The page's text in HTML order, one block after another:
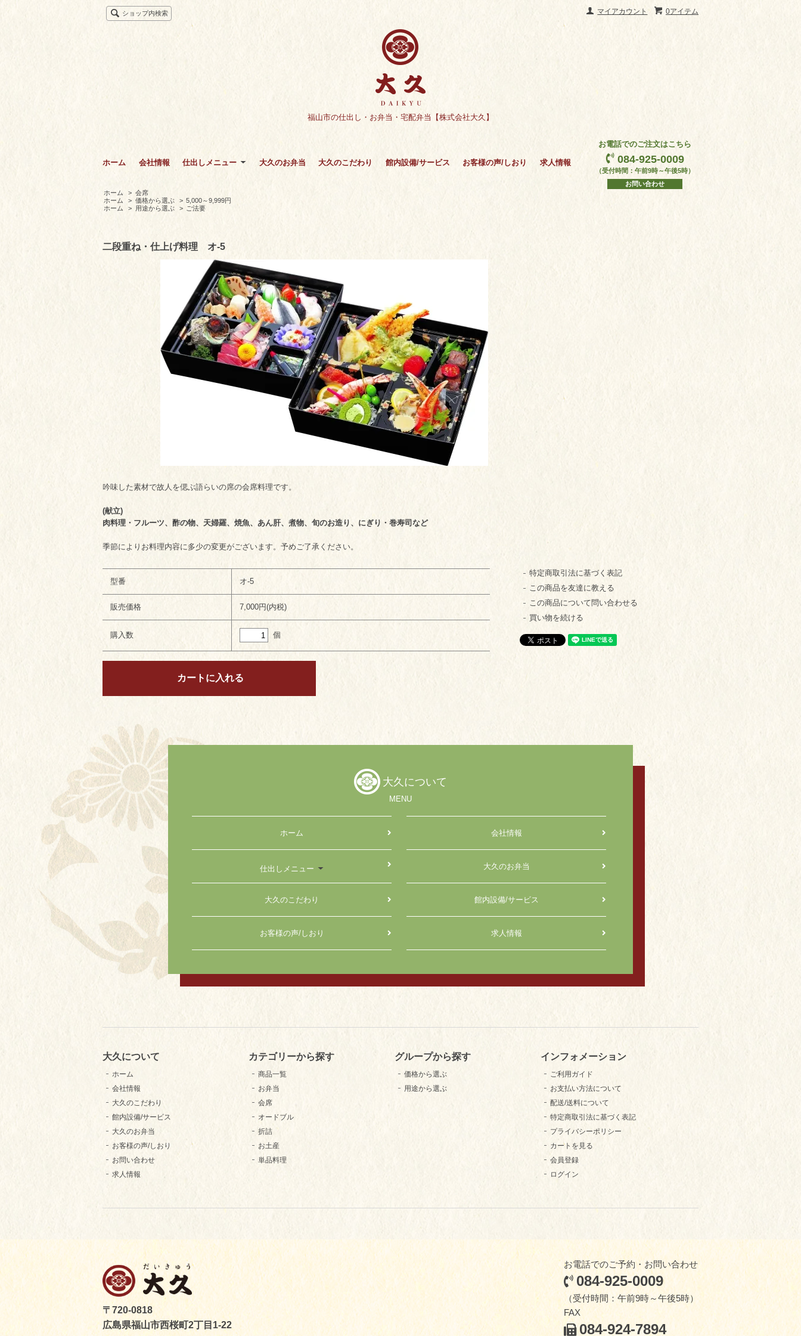
0アイテム
マイアカウント
ショップ内検索
福山市の仕出し・お弁当・宅配弁当【株式会社大久】
ホーム 会社情報 仕出しメニュー 大久のお弁当 大久のこだわり 館内設備/サービス お客様の声/しおり 求人情報
お電話でのご注文はこちら
084-925-0009
（受付時間：午前9時～午後5時）
お問い合わせ
ホーム
> 会席
ホーム
> 価格から選ぶ > 5,000～9,999円
ホーム
> 用途から選ぶ > ご法要
二段重ね・仕上げ料理 オ-5
吟味した素材で故人を偲ぶ語らいの席の会席料理です。
(献立)
肉料理・フルーツ、酢の物、天婦羅、焼魚、あん肝、煮物、旬のお造り、にぎり・巻寿司など
季節によりお料理内容に多少の変更がございます。予めご了承ください。
型番 オ-5
販売価格 7,000円(内税)
購入数 個
特定商取引法に基づく表記
この商品を友達に教える
この商品について問い合わせる
買い物を続ける
大久について
MENU
ホーム 会社情報
仕出しメニュー 大久のお弁当
大久のこだわり 館内設備/サービス
お客様の声/しおり 求人情報
大久について
ホーム
会社情報
大久のこだわり
館内設備/サービス
大久のお弁当
お客様の声/しおり
お問い合わせ
求人情報
カテゴリーから探す
商品一覧
お弁当
会席
オードブル
折詰
お土産
単品料理
グループから探す
価格から選ぶ
用途から選ぶ
インフォメーション
ご利用ガイド
お支払い方法について
配送/送料について
特定商取引法に基づく表記
プライバシーポリシー
カートを見る
会員登録
ログイン
〒720-0818
広島県福山市西桜町2丁目1-22
お電話でのご予約・お問い合わせ
084-925-0009
（受付時間：午前9時～午後5時）
FAX
084-924-7894